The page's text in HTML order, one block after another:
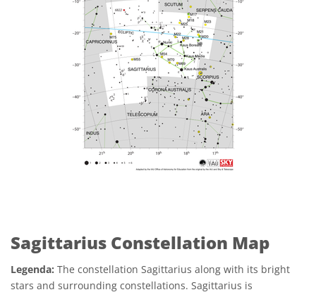
Sagittarius Constellation Map
Legenda: The constellation Sagittarius along with its bright
stars and surrounding constellations. Sagittarius is